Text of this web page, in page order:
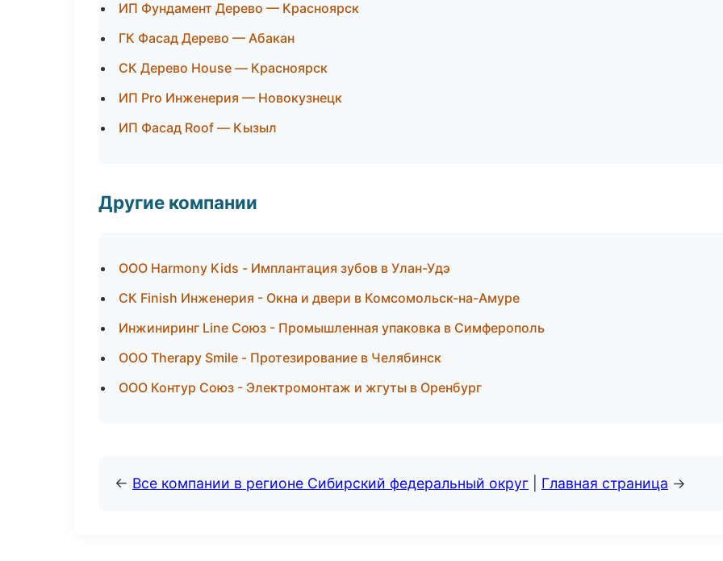
ИП Фундамент Дерево — Красноярск
ГК Фасад Дерево — Абакан
СК Дерево House — Красноярск
ИП Pro Инженерия — Новокузнецк
ИП Фасад Roof — Кызыл
Другие компании
ООО Harmony Kids - Имплантация зубов в Улан-Удэ
СК Finish Инженерия - Окна и двери в Комсомольск-на-Амуре
Инжиниринг Line Союз - Промышленная упаковка в Симферополь
ООО Therapy Smile - Протезирование в Челябинск
ООО Контур Союз - Электромонтаж и жгуты в Оренбург
← Все компании в регионе Сибирский федеральный округ Главная страница →